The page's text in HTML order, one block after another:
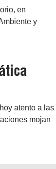
en
y
atento a las
mojan